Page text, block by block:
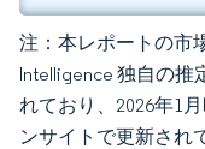
注：本レポートの市
Intelligence 独自の推
れており、2026年1
ンサイトで更新され